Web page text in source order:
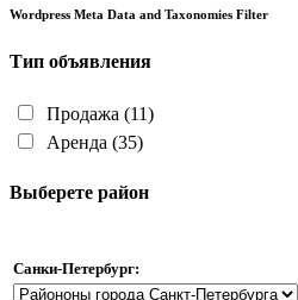
Wordpress Meta Data and Taxonomies Filter
Тип объявления
Продажа (11)
Аренда (35)
Выберете район
Санки-Петербург: